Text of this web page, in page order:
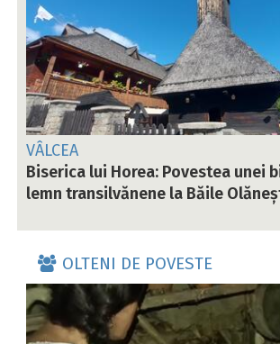
VÂLCEA
Biserica lui Horea: Povestea unei
lemn transilvănene la Băile
OLTENI DE POVESTE